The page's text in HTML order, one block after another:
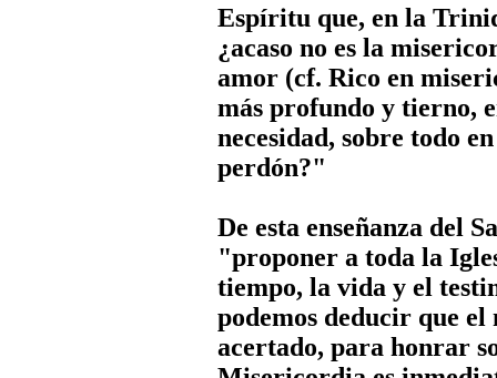
Espíritu que, en la
¿acaso no es la
amor (cf. Rico en
más profundo y tierno,
necesidad, sobre todo
perdón?"
De esta enseñanza del
"proponer a toda la
tiempo, la vida y el
podemos deducir que
acertado, para honrar